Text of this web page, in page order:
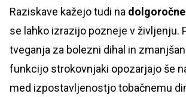
Raziskave kažejo tudi na
se lahko izrazijo pozneje v življenju.
tveganja za bolezni dihal in
funkcijo strokovnjaki opozarjajo še
med izpostavljenostjo tobačnemu